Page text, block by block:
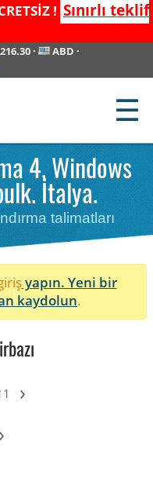
! Sınırlı teklif
· ABD ·
☰
4. Windows
İtalya.
talimatları
yapın. Yeni bir
kaydolun.
›
›